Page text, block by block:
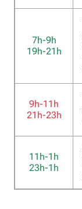
7h-9h
19h-21h
9h-11h
21h-23h
11h-1h
23h-1h